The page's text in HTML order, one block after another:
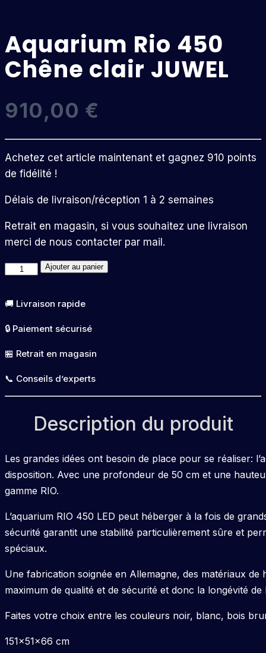
Aquarium Rio 450
Chêne clair JUWEL
910,00 €
Achetez cet article maintenant et gagnez 910 points
de fidélité !
Délais de livraison/réception 1 à 2 semaines
Retrait en magasin, si vous souhaitez une livraison
merci de nous contacter par mail.
quantité
Aquarium
450
Chêne
JUWEL
Ajouter au panier
🚚 Livraison rapide
🔒 Paiement sécurisé
🏪 Retrait en magasin
📞 Conseils d’experts
Description du produit
Les grandes idées ont besoin de place pour se réaliser:
disposition. Avec une profondeur de 50 cm et une
gamme RIO.
L’aquarium RIO 450 LED peut héberger à la fois de
sécurité garantit une stabilité particulièrement sûre et
spéciaux.
Une fabrication soignée en Allemagne, des matériaux
maximum de qualité et de sécurité et donc la longévité de
Faites votre choix entre les couleurs noir, blanc, bois
151x51x66 cm